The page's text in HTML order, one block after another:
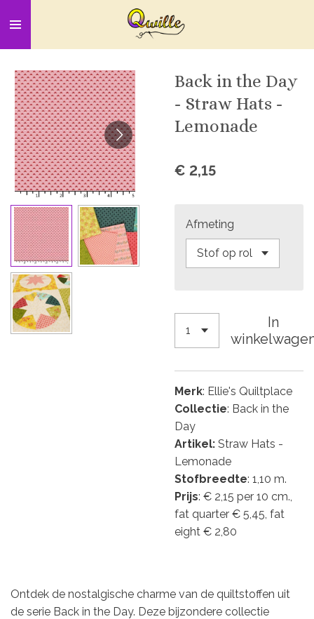
direct
naar
de
hoofdinhoud
Back in the Day
- Straw Hats -
Lemonade
€ 2,15
Afmeting
In
Merk: Ellie's Quiltplace
Collectie: Back in the
Day
Artikel: Straw Hats -
Lemonade
Stofbreedte: 1,10 m.
Prijs: € 2,15 per 10 cm.,
fat quarter € 5,45, fat
eight € 2,80
Ontdek de nostalgische charme van de quiltstoffen uit
de serie Back in the Day. Deze bijzondere collectie